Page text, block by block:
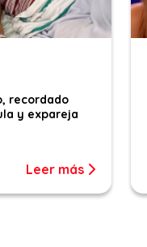
recordado
y expareja
Leer más